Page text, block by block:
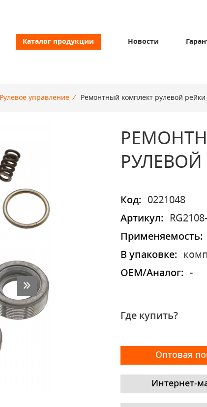
Каталог продукции Новости
Рулевое управление / Ремонтный комплект рулевой рейки
РУЛЕВОЙ
Код:
0221048
Артикул:
Применяемость:
В упаковке:
OEM/Аналог:
-
Где купить?
Оптовая
Интернет-